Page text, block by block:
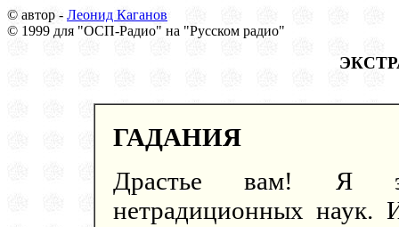
© автор - Леонид Каганов
© 1999 для "ОСП-Радио" на "Русском радио"
ГАДАНИЯ
Драстье вам! Я
нетрадиционных наук.